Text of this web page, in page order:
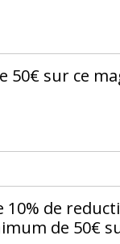
50€ sur ce
10% de
de 50€